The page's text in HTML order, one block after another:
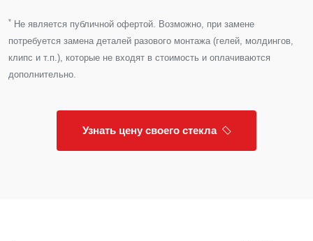
* Не является публичной офертой. Возможно, при замене
потребуется замена деталей разового монтажа (гелей, молдингов,
клипс и т.п.), которые не входят в стоимость и оплачиваются
дополнительно.
Узнать цену своего стекла